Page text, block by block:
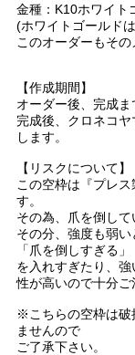
金種：K10ホワイト
(ホワイトゴールド
このオーダーもその
【作成期間】
オーダー後、完成ま
完成後、クロネコ
します。
【リスクについて】
この空枠は『プレ
す。
その為、爪を倒し
その分、強度も弱い
「爪を倒しすぎる
を入れすぎたり、
性が高いので十分ご
※こちらの空枠は破
ませんので
ご了承下さい。